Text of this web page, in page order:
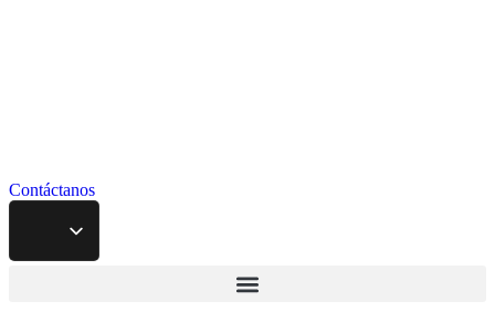
Contáctanos